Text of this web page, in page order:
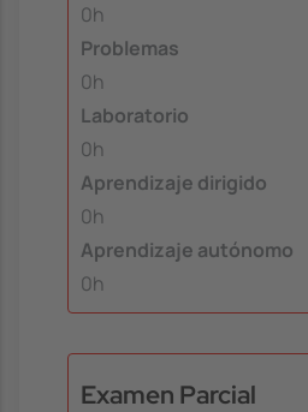
0h
Problemas
0h
Laboratorio
0h
Aprendizaje dirigido
0h
Aprendizaje autónomo
0h
Examen Parcial